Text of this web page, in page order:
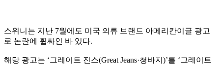
스위니는 지난 7월에도 미국 의류 브랜드 아메리칸이글 광고
로 논란에 휩싸인 바 있다.
해당 광고는 ‘그레이트 진스(Great Jeans·청바지)’를 ‘그레이트